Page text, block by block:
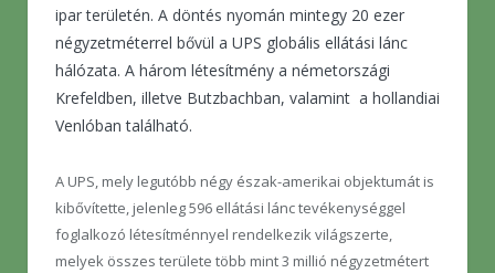
ipar területén. A döntés nyomán mintegy 20 ezer
négyzetméterrel bővül a UPS globális ellátási lánc
hálózata. A három létesítmény a németországi
Krefeldben, illetve Butzbachban, valamint a hollandiai
Venlóban található.
A UPS, mely legutóbb négy észak-amerikai objektumát is
kibővítette, jelenleg 596 ellátási lánc tevékenységgel
foglalkozó létesítménnyel rendelkezik világszerte,
melyek összes területe több mint 3 millió négyzetmétert